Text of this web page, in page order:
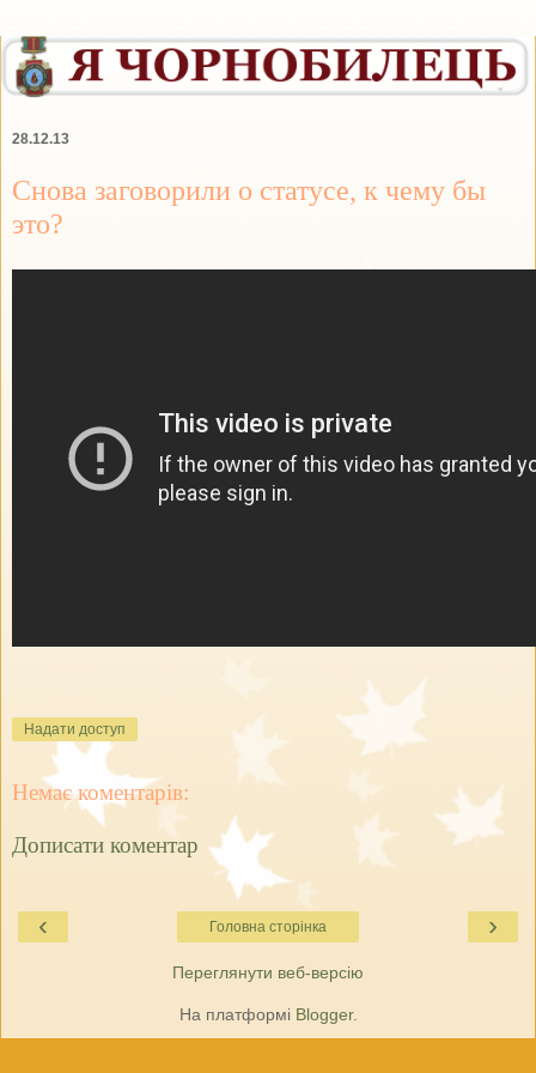
28.12.13
Снова заговорили о статусе, к чему бы
это?
Надати доступ
Немає коментарів:
Дописати коментар
‹ ›
Головна сторінка
Переглянути веб-версію
На платформі Blogger.